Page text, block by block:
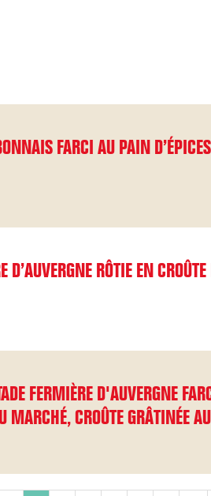
FARCI AU PAIN
D’AUVERGNE RÔTIE EN
FERMIÈRE D'AUVERGNE
MARCHÉ, CROÛTE GRÂTINÉE